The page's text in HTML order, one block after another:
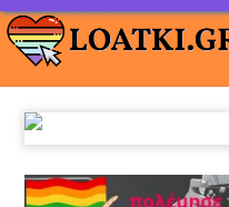
Skip
to
content